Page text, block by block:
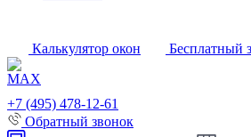
Калькулятор окон Бесплатный
+7 (495) 478-12-61
Обратный звонок